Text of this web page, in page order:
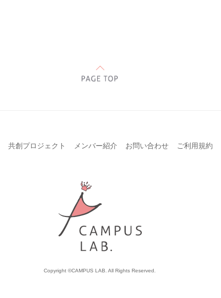
共創プロジェクト メンバー紹介 お問い合わせ ご利用規約
Copyright ©CAMPUS LAB. All Rights Reserved.